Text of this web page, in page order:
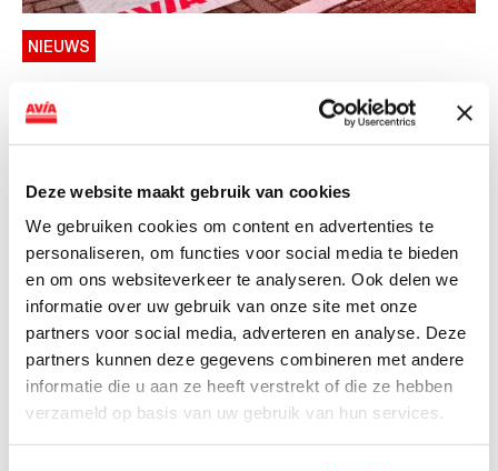
Deze website maakt gebruik van cookies
We gebruiken cookies om content en advertenties te
personaliseren, om functies voor social media te bieden
en om ons websiteverkeer te analyseren. Ook delen we
informatie over uw gebruik van onze site met onze
partners voor social media, adverteren en analyse. Deze
partners kunnen deze gegevens combineren met andere
informatie die u aan ze heeft verstrekt of die ze hebben
verzameld op basis van uw gebruik van hun services.
NIEUWS
AVIA VOLT en Fletcher Hotels starten
landelijke uitrol van DC-
AVIA VOLT en Fletcher Hotels starten landelijke uitrol
van DC-snellaadinfrastructuur AVIA VOLT en...
Lees verder